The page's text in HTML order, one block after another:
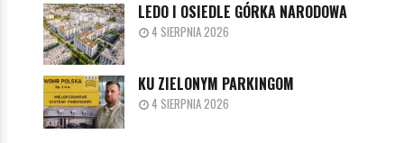
LEDO I OSIEDLE GÓRKA NARODOWA
4 SIERPNIA 2026
KU ZIELONYM PARKINGOM
4 SIERPNIA 2026